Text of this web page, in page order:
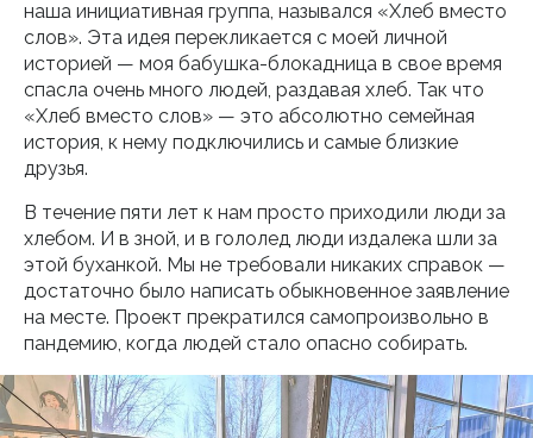
наша инициативная группа, назывался «Хлеб вместо
слов». Эта идея перекликается с моей личной
историей — моя бабушка-блокадница в свое время
спасла очень много людей, раздавая хлеб. Так что
«Хлеб вместо слов» — это абсолютно семейная
история, к нему подключились и самые близкие
друзья.
В течение пяти лет к нам просто приходили люди за
хлебом. И в зной, и в гололед люди издалека шли за
этой буханкой. Мы не требовали никаких справок —
достаточно было написать обыкновенное заявление
на месте. Проект прекратился самопроизвольно в
пандемию, когда людей стало опасно собирать.